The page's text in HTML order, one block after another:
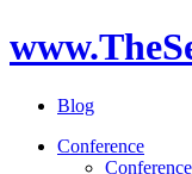
Blog
Conference